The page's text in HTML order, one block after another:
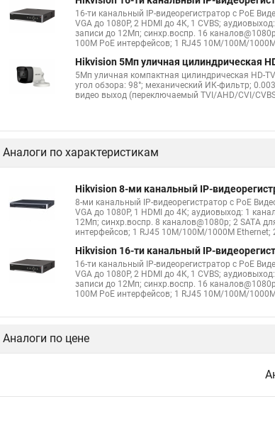
16-ти канальный IP-видеорегистратор c PoE
VGA до 1080Р, 2 HDMI до 4К, 1 CVBS;
записи до 12Мп; синхр.воспр. 16
100M PoE интерфейсов; 1 RJ45 10M/100M/1000M
Hikvision 5Мп уличная цилиндрическая
5Мп уличная компактная цилиндрическая HD-
угол обзора: 98°; механический ИК-фильтр;
видео выход (переключаемый TVI/AHD/CVI/
Аналоги по характеристикам
Hikvision 8-ми канальный IP-
8-ми канальный IP-видеорегистратор c PoE
VGA до 1080Р, 1 HDMI до 4К; аудиовыход: 1
12Мп; синхр.воспр. 8 каналов@1080р; 2 SATA
интерфейсов; 1 RJ45 10M/100M/1000M Ethernet;
Hikvision 16-ти канальный IP-
16-ти канальный IP-видеорегистратор c PoE
VGA до 1080Р, 2 HDMI до 4К, 1 CVBS;
записи до 12Мп; синхр.воспр. 16
100M PoE интерфейсов; 1 RJ45 10M/100M/1000M
Аналоги по цене